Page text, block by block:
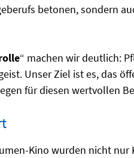
betonen, sondern
“ machen wir deutlich:
Unser Ziel ist es, das
für diesen wertvollen
Kino wurden nicht nur